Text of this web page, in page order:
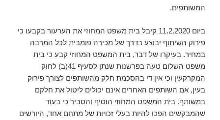
המשותפים.
ביום 11.2.2020 קיבל בית משפט המחוזי את הערעור בקבעו כי
פירוק השיתוף יבוצע בדרך של מכירה פומבית לכל המרבה
במחיר. בעיקרו של דבר, בית המשפט המחוזי קבע כי בית
משפט השלום טעה בפרשנות שנתן לסעיף 41(ב) לחוק
המקרקעין וכי אין די בהסכמת חלק מהשותפים לצורך פירוק
בעין, אם השותפים האחרים אינם יכולים ליטול את חלקם
במשותף. בית המשפט המחוזי הוסיף והסביר כי בעוד
שהמבקשים הפכו להיות בעלי זכויות של מתחם אחד, היורשים